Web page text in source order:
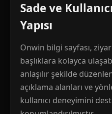
Sade ve
Yapısı
Onwin bilgi sayfası,
başlıklara kolayca
anlaşılır şekilde
açıklama alanları ve
kullanıcı deneyimini